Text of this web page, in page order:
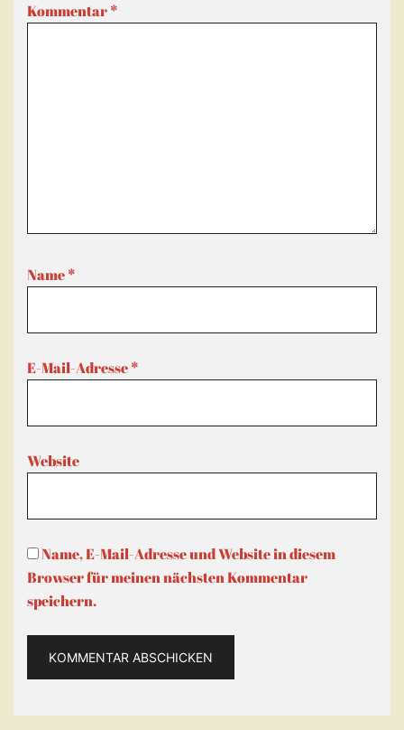
Kommentar*
Name*
E-Mail-Adresse*
Website
Name, E-Mail-Adresse und Website in diesem
Browser für meinen nächsten Kommentar
speichern.